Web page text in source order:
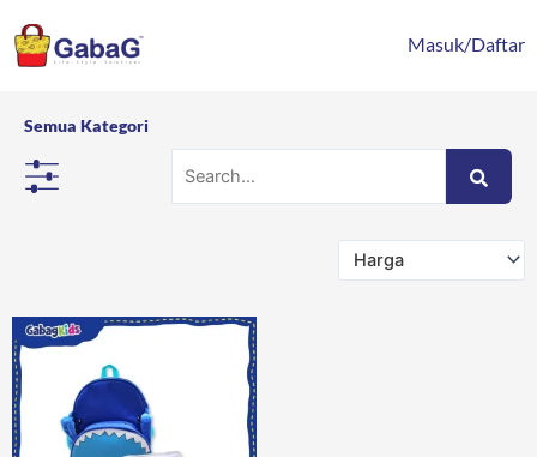
ke
konten
Masuk/Daftar
Semua Kategori